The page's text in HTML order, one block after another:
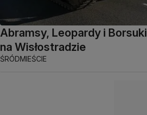
Abramsy, Leopardy i Borsuki
na Wisłostradzie
ŚRÓDMIEŚCIE